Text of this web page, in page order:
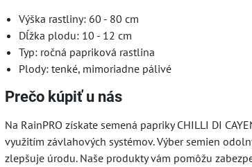
Výška rastliny: 60 - 80 cm
Dĺžka plodu: 10 - 12 cm
Typ: ročná papriková rastlina
Plody: tenké, mimoriadne pálivé
Prečo kúpiť u nás
Na RainPRO získate semená papriky CHILLI DI
využitím závlahových systémov. Výber semien
zlepšuje úrodu. Naše produkty vám pomôžu